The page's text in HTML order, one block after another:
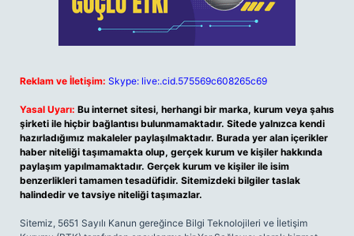
Reklam ve İletişim: Skype: live:.cid.575569c608265c69
Yasal Uyarı: Bu internet sitesi, herhangi bir marka, kurum veya şahıs
şirketi ile hiçbir bağlantısı bulunmamaktadır. Sitede yalnızca kendi
hazırladığımız makaleler paylaşılmaktadır. Burada yer alan içerikler
haber niteliği taşımamakta olup, gerçek kurum ve kişiler hakkında
paylaşım yapılmamaktadır. Gerçek kurum ve kişiler ile isim
benzerlikleri tamamen tesadüfidir. Sitemizdeki bilgiler taslak
halindedir ve tavsiye niteliği taşımazlar.
Sitemiz, 5651 Sayılı Kanun gereğince Bilgi Teknolojileri ve İletişim